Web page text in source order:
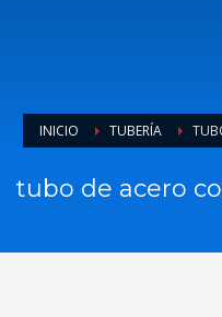
INICIO TUBERÍA
tubo de acero